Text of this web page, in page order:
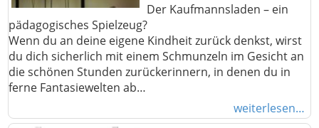
Der Kaufmannsladen – ein
pädagogisches Spielzeug?
Wenn du an deine eigene Kindheit zurück denkst, wirst
du dich sicherlich mit einem Schmunzeln im Gesicht an
die schönen Stunden zurückerinnern, in denen du in
ferne Fantasiewelten ab…
weiterlesen…